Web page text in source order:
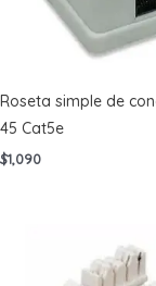
Roseta simple de
45 Cat5e
$1,090